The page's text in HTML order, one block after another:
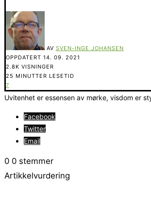
AV SVEN-INGE JOHANSEN
OPPDATERT 14. 09. 2021
2.8K VISNINGER
25 MINUTTER LESETID
7
Uvitenhet er essensen av mørke, visdom er
Facebook
Twitter
Email
0 0 stemmer
Artikkelvurdering